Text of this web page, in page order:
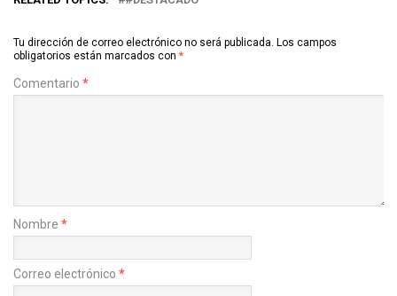
Tu dirección de correo electrónico no será publicada. Los campos
obligatorios están marcados con *
Comentario *
Nombre *
Correo electrónico *